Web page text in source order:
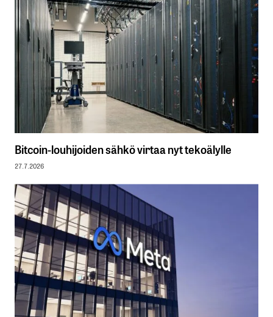
Bitcoin-louhijoiden sähkö virtaa nyt tekoälylle
27.7.2026